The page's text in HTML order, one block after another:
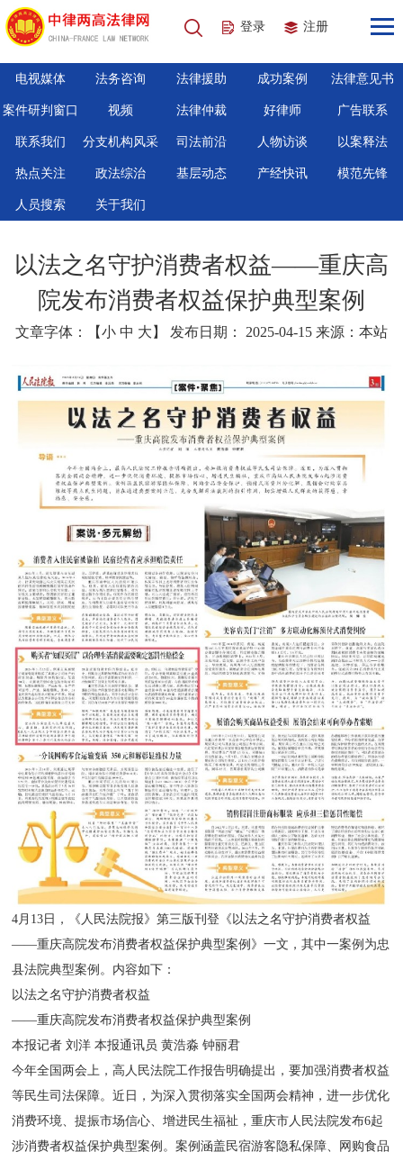
登录 注册
电视媒体 法务咨询 法律援助 成功案例 法律意见书
案件研判窗口 视频 法律仲裁 好律师 广告联系
联系我们 分支机构风采 司法前沿 人物访谈 以案释法
热点关注 政法综治 基层动态 产经快讯 模范先锋
人员搜索 关于我们
以法之名守护消费者权益——重庆高
院发布消费者权益保护典型案例
文章字体：【小 中 大 】 发布日期： 2025-04-15 来源：本站
4月13日，《人民法院报》第三版刊登《以法之名守护消费者权益
——重庆高院发布消费者权益保护典型案例》一文，其中一案例为忠
县法院典型案例。内容如下：
以法之名守护消费者权益
——重庆高院发布消费者权益保护典型案例
本报记者 刘洋 本报通讯员 黄浩淼 钟丽君
今年全国两会上，高人民法院工作报告明确提出，要加强消费者权益
等民生司法保障。近日，为深入贯彻落实全国两会精神，进一步优化
消费环境、提振市场信心、增进民生福祉，重庆市人民法院发布6起
涉消费者权益保护典型案例。案例涵盖民宿游客隐私保障、网购食品